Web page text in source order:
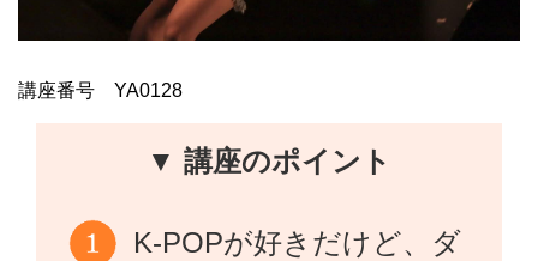
講座番号 YA0128
▼ 講座のポイント
K-POPが好きだけど、ダ